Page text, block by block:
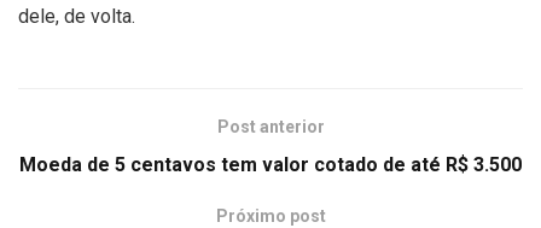
dele, de volta.
Post anterior
Moeda de 5 centavos tem valor cotado de até R$ 3.500
Próximo post